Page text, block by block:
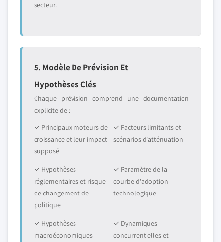
secteur.
5. Modèle De Prévision Et
Hypothèses Clés
Chaque prévision comprend une documentation
explicite de :
✓ Principaux moteurs de
croissance et leur impact
supposé
✓ Facteurs limitants et
scénarios d'atténuation
✓ Hypothèses
réglementaires et risque
de changement de
politique
✓ Paramètre de la
courbe d'adoption
technologique
✓ Hypothèses
macroéconomiques
✓ Dynamiques
concurrentielles et